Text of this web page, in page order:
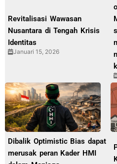
Revitalisasi Wawasan
Nusantara di Tengah Krisis
Identitas
Januari 15, 2026
Dibalik Optimistic Bias dapat
merusak peran Kader HMI